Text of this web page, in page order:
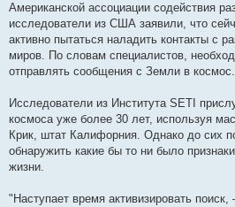
Американской ассоциации содействия
исследователи из США заявили, что
активно пытаться наладить контакты с
миров. По словам специалистов,
отправлять сообщения с Земли в космос.
Исследователи из Института SETI
космоса уже более 30 лет, используя
Крик, штат Калифорния. Однако до сих
обнаружить какие бы то ни было
жизни.
"Наступает время активизировать поиск,